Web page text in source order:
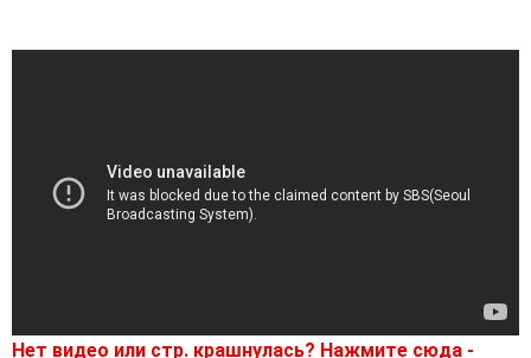
Нет видео или стр. крашнулась? Нажмите сюда -